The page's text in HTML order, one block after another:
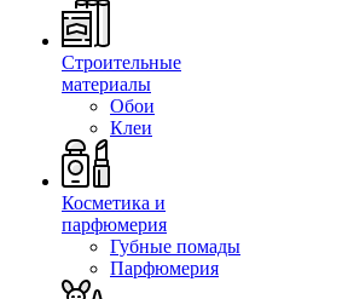
Строительные
материалы
Обои
Клеи
Косметика и
парфюмерия
Губные помады
Парфюмерия